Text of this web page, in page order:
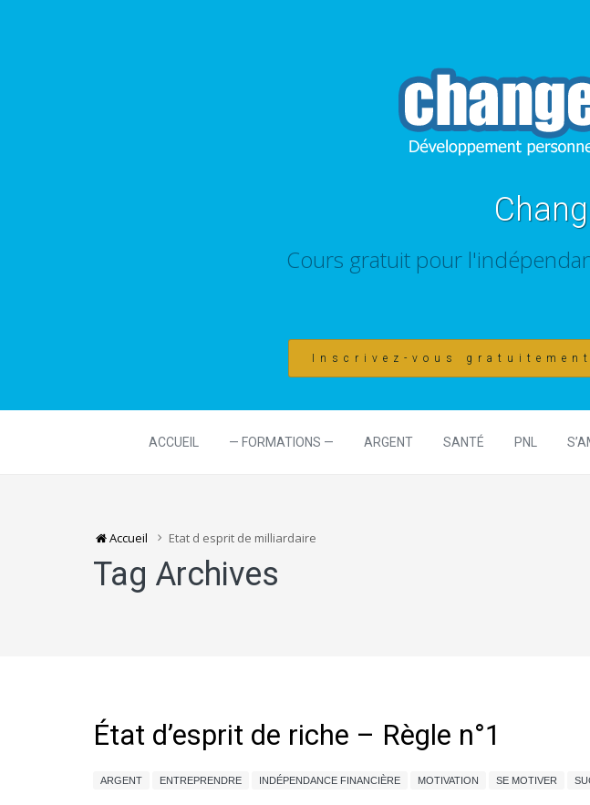
Cours gratuit pour
Inscrivez-vous
ACCUEIL — FORMATIONS — ARGENT SANTÉ PNL
Accueil Etat d esprit de milliardaire
Tag Archives
État d’esprit de riche – Règle n°1
ARGENT ENTREPRENDRE INDÉPENDANCE FINANCIÈRE MOTIVATION SE MOTIVER